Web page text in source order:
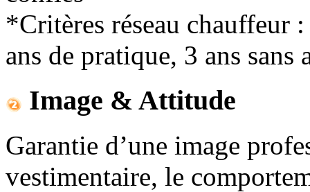
*Critères réseau chauffeur
ans de pratique, 3 ans
Image & Attitude
Garantie d’une image
vestimentaire, le